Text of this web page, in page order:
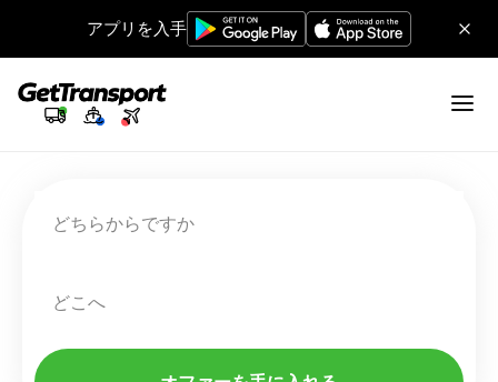
アプリを入手
どちらからですか
どこへ